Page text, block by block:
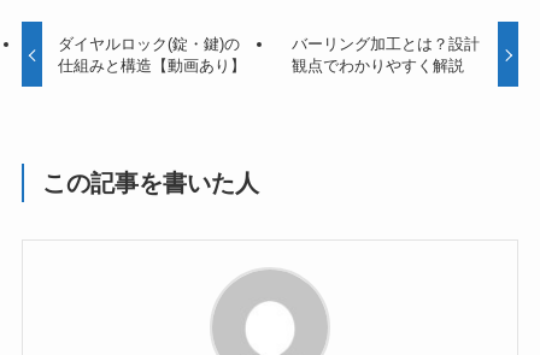
ダイヤルロック(錠・鍵)の
仕組みと構造【動画あり】
バーリング加工とは？設計
観点でわかりやすく解説
この記事を書いた人